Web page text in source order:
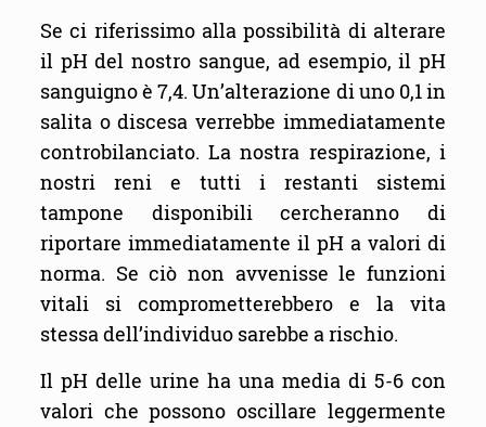
Se ci riferissimo alla possibilità di alterare
il pH del nostro sangue, ad esempio, il pH
sanguigno è 7,4. Un’alterazione di uno 0,1 in
salita o discesa verrebbe immediatamente
controbilanciato. La nostra respirazione, i
nostri reni e tutti i restanti sistemi
tampone disponibili cercheranno di
riportare immediatamente il pH a valori di
norma. Se ciò non avvenisse le funzioni
vitali si comprometterebbero e la vita
stessa dell’individuo sarebbe a rischio.
Il pH delle urine ha una media di 5-6 con
valori che possono oscillare leggermente